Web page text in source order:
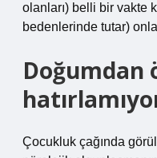
olanları) belli bir vakte
bedenlerinde tutar)
Doğumdan
Çocukluk çağında